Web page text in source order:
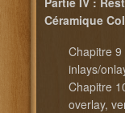
Céramique
Chapitre
inlays/
Chapitre
overlay,